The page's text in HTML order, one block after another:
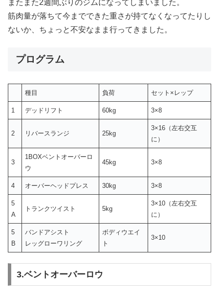
またまた2週間ぶりのジムになってしまいました。
筋肉量が落ちて今までできた重さが持てなくなってたりし
ないか、ちょっと不安なまま行ってきました。
プログラム
種目 負荷 セット×レップ
1 デッドリフト 60kg 3×8
2 リバースランジ 25kg
3×16（左右交互
に）
3
1BOXベントオーバーロ
ウ
45kg 3×8
4 オーバーヘッドプレス 30kg 3×8
5
A
トランクツイスト 5kg
3×10（左右交互
に）
5
B
バンドアシスト
レッグローワリング
ボディウエイ
ト
3×10
3.ベントオーバーロウ